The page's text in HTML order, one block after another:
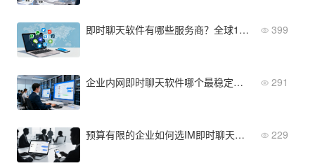
即时聊天软件有哪些服务商？全球10大厂商深度解析 399
企业内网即时聊天软件哪个最稳定？采购必看指南 291
预算有限的企业如何选IM即时聊天工具？推荐清单 229